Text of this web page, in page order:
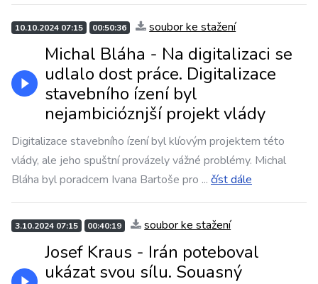
10.10.2024 07:15 00:50:36 soubor ke stažení
Michal Bláha - Na digitalizaci se
udlalo dost práce. Digitalizace
stavebního ízení byl
nejambicióznjší projekt vlády
Digitalizace stavebního ízení byl klíovým projektem této
vlády, ale jeho spuštní provázely vážné problémy. Michal
Bláha byl poradcem Ivana Bartoše pro ... číst dále
3.10.2024 07:15 00:40:19 soubor ke stažení
Josef Kraus - Irán poteboval
ukázat svou sílu. Souasný